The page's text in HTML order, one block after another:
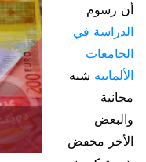
أن رسوم
الدراسة في
الجامعات
الألمانية شبه
مجانية
والبعض
الأخر مخفض